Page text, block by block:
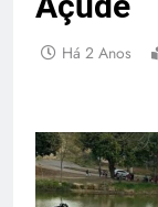
Há 2 Anos